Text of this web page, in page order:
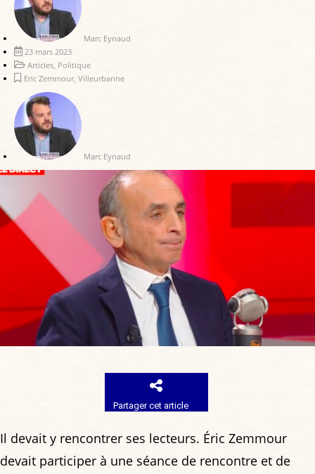
Marc Eynaud
23 mars 2023
Articles Politique
Eric Zemmour, Villeurbanne
Marc Eynaud
Partager cet article
Il devait y rencontrer ses lecteurs. Éric Zemmour
devait participer à une séance de rencontre et de